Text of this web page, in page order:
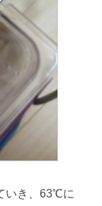
いき、63℃に